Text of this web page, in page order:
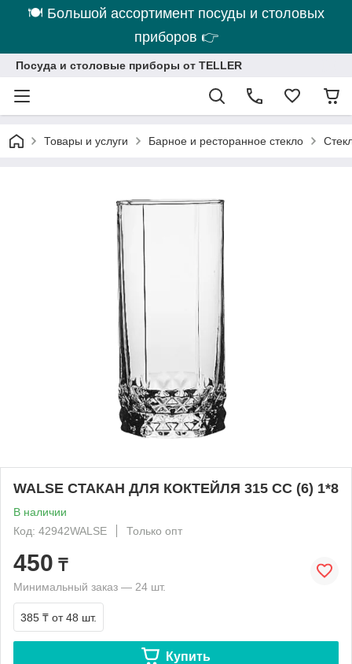
🍽 Большой ассортимент посуды и столовых
приборов 👉
Посуда и столовые приборы от TELLER
Товары и услуги Барное и ресторанное стекло
WALSE СТАКАН ДЛЯ КОКТЕЙЛЯ 315 CC (6) 1*8
В наличии
Код: 42942WALSE
Только опт
450 ₸
Минимальный заказ — 24 шт.
385 ₸ от 48 шт.
Купить